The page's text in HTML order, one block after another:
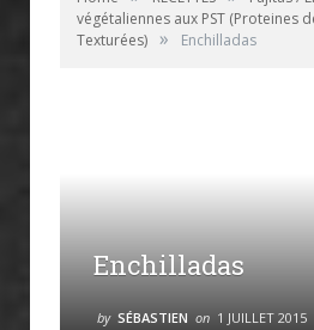
végétaliennes aux PST (Proteines
Texturées) » Enchilladas
Enchilladas
by SÉBASTIEN on 1 JUILLET 2015